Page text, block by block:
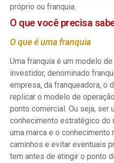
próprio ou franquia.
O que você precisa
O que é uma franquia
Uma franquia é um modelo
investidor, denominado
empresa, da franqueadora, o
replicar o modelo de
ponto comercial. Ou seja, ser
conhecimento estratégico do
uma marca e o conhecimento
caminhos e evitar eventuais
tem antes de atingir o ponto